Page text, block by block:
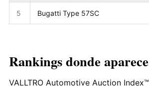
5 Bugatti Type 57SC
Rankings donde aparece
VALLTRO Automotive Auction Index™